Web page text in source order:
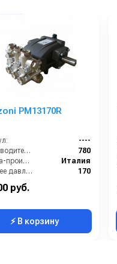
PM13170R
----
Производительность (л/ч):
780
Страна-производитель:
Италия
Рабочее давление (бар):
170
Мощность (кВт):
(кг):руб.
⚡ В корзину